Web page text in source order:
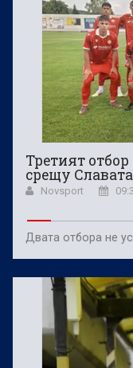
Третият
срещу Славата
Novsport
Двата отбора не